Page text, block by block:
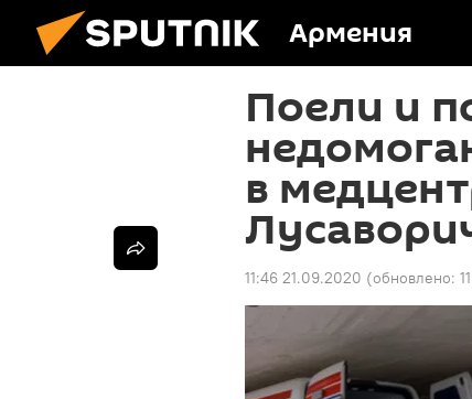
Армения
Поели и
в
11:46 21.09.2020 (обновлено: